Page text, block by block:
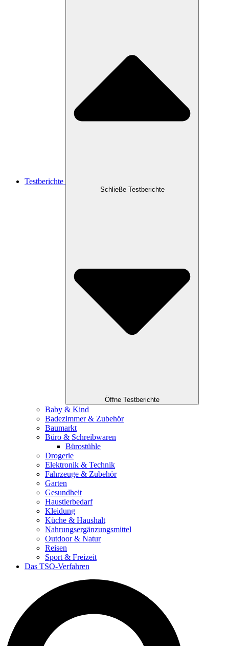
Testberichte
Schließe Testberichte
Öffne Testberichte
Baby & Kind
Badezimmer & Zubehör
Baumarkt
Büro & Schreibwaren
Bürostühle
Drogerie
Elektronik & Technik
Fahrzeuge & Zubehör
Garten
Gesundheit
Haustierbedarf
Kleidung
Küche & Haushalt
Nahrungsergänzungsmittel
Outdoor & Natur
Reisen
Sport & Freizeit
Das TSO-Verfahren